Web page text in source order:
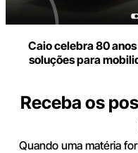
Caio celebra 80
soluções para
Receba os
Quando uma matéria